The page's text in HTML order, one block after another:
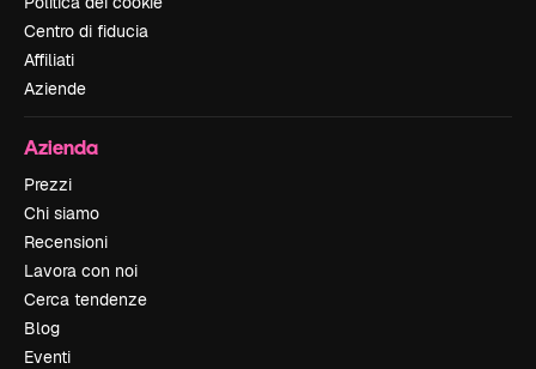
Centro di fiducia
Affiliati
Aziende
Azienda
Prezzi
Chi siamo
Recensioni
Lavora con noi
Cerca tendenze
Blog
Eventi